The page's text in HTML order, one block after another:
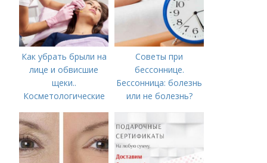
Как убрать брыли на
лице и обвисшие
щеки..
Косметологические
Советы при
бессоннице.
Бессонница: болезнь
или не болезнь?